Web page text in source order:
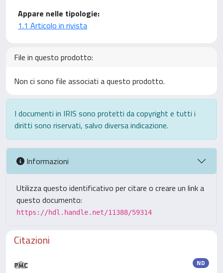
Appare nelle tipologie:
1.1 Articolo in rivista
File in questo prodotto:
Non ci sono file associati a questo prodotto.
I documenti in IRIS sono protetti da copyright e tutti i
diritti sono riservati, salvo diversa indicazione.
Informazioni
Utilizza questo identificativo per citare o creare un link a
questo documento:
https://hdl.handle.net/11388/59314
Citazioni
ND